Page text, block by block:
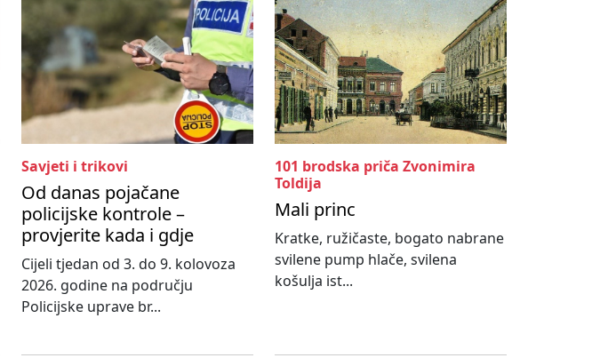
Savjeti i trikovi
Od danas pojačane
policijske kontrole –
provjerite kada i gdje
Cijeli tjedan od 3. do 9. kolovoza
2026. godine na području
Policijske uprave br...
101 brodska priča Zvonimira
Toldija
Mali princ
Kratke, ružičaste, bogato nabrane
svilene pump hlače, svilena
košulja ist...